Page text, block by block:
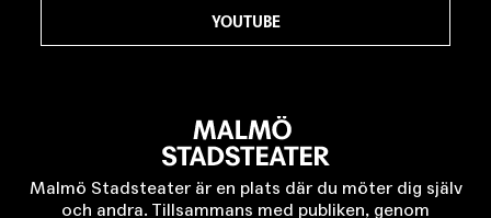
Malmö Stadsteater är en plats där du möter dig själv
och andra. Tillsammans med publiken, genom
YOUTUBE